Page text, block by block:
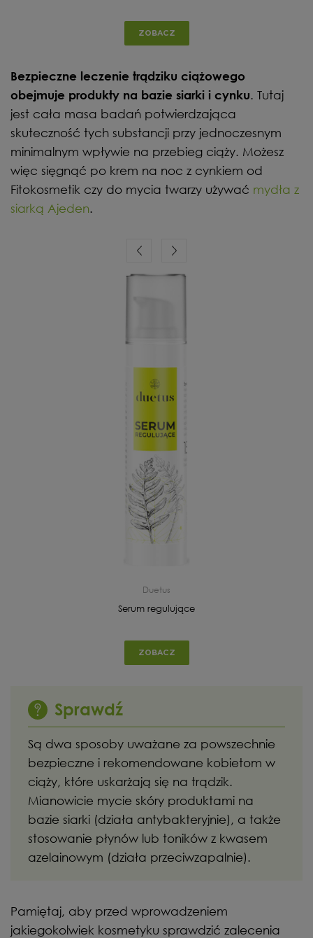
ZOBACZ
Bezpieczne leczenie trądziku ciążowego
obejmuje produkty na bazie siarki i cynku. Tutaj
jest cała masa badań potwierdzająca
skuteczność tych substancji przy jednoczesnym
minimalnym wpływie na przebieg ciąży. Możesz
więc sięgnąć po krem na noc z cynkiem od
Fitokosmetik czy do mycia twarzy używać mydła z
siarką Ajeden.
Duetus
Serum regulujące
ZOBACZ
Sprawdź
Są dwa sposoby uważane za powszechnie
bezpieczne i rekomendowane kobietom w
ciąży, które uskarżają się na trądzik.
Mianowicie mycie skóry produktami na
bazie siarki (działa antybakteryjnie), a także
stosowanie płynów lub toników z kwasem
azelainowym (działa przeciwzapalnie).
Pamiętaj, aby przed wprowadzeniem
jakiegokolwiek kosmetyku sprawdzić zalecenia